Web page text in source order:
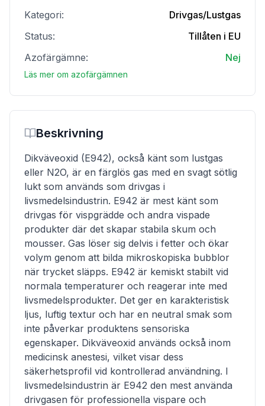
Kategori:
Drivgas/Lustgas
Status:
Tillåten i EU
Azofärgämne:
Nej
Läs mer om azofärgämnen
Beskrivning
Dikväveoxid (E942), också känt som lustgas
eller N2O, är en färglös gas med en svagt sötlig
lukt som används som drivgas i
livsmedelsindustrin. E942 är mest känt som
drivgas för vispgrädde och andra vispade
produkter där det skapar stabila skum och
mousser. Gas löser sig delvis i fetter och ökar
volym genom att bilda mikroskopiska bubblor
när trycket släpps. E942 är kemiskt stabilt vid
normala temperaturer och reagerar inte med
livsmedelsprodukter. Det ger en karakteristisk
ljus, luftig textur och har en neutral smak som
inte påverkar produktens sensoriska
egenskaper. Dikväveoxid används också inom
medicinsk anestesi, vilket visar dess
säkerhetsprofil vid kontrollerad användning. I
livsmedelsindustrin är E942 den mest använda
drivgasen för professionella vispare och